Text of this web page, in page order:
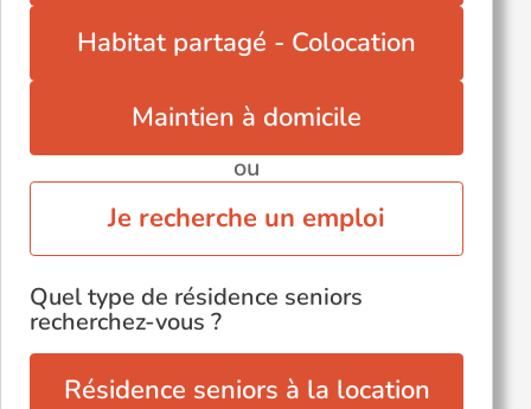
Habitat partagé - Colocation
Maintien à domicile
ou
Je recherche un emploi
Quel type de résidence seniors
recherchez-vous ?
Résidence seniors à la location